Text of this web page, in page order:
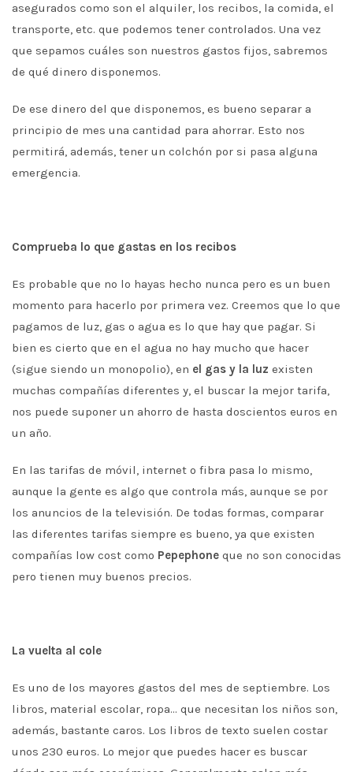
asegurados como son el alquiler, los recibos, la comida, el
transporte, etc. que podemos tener controlados. Una vez
que sepamos cuáles son nuestros gastos fijos, sabremos
de qué dinero disponemos.
De ese dinero del que disponemos, es bueno separar a
principio de mes una cantidad para ahorrar. Esto nos
permitirá, además, tener un colchón por si pasa alguna
emergencia.
Comprueba lo que gastas en los recibos
Es probable que no lo hayas hecho nunca pero es un buen
momento para hacerlo por primera vez. Creemos que lo que
pagamos de luz, gas o agua es lo que hay que pagar. Si
bien es cierto que en el agua no hay mucho que hacer
(sigue siendo un monopolio), en el gas y la luz existen
muchas compañías diferentes y, el buscar la mejor tarifa,
nos puede suponer un ahorro de hasta doscientos euros en
un año.
En las tarifas de móvil, internet o fibra pasa lo mismo,
aunque la gente es algo que controla más, aunque se por
los anuncios de la televisión. De todas formas, comparar
las diferentes tarifas siempre es bueno, ya que existen
compañías low cost como Pepephone que no son conocidas
pero tienen muy buenos precios.
La vuelta al cole
Es uno de los mayores gastos del mes de septiembre. Los
libros, material escolar, ropa… que necesitan los niños son,
además, bastante caros. Los libros de texto suelen costar
unos 230 euros. Lo mejor que puedes hacer es buscar